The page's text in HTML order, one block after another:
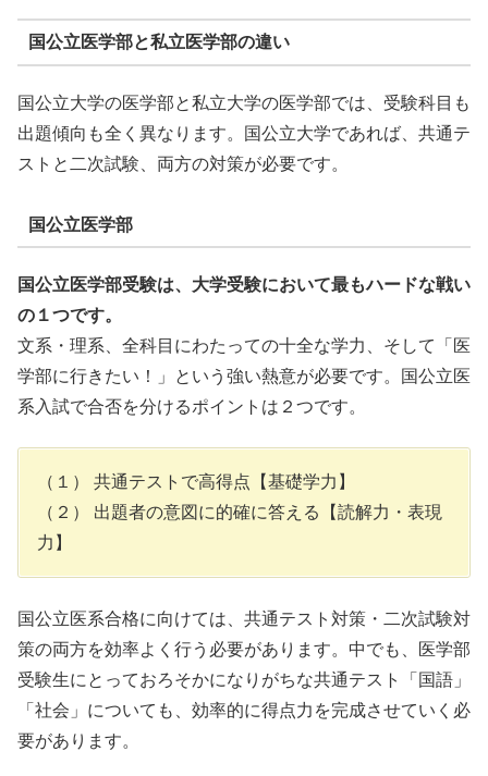
国公立医学部と私立医学部の違い
国公立大学の医学部と私立大学の医学部では、受験科目も
出題傾向も全く異なります。国公立大学であれば、共通テ
ストと二次試験、両方の対策が必要です。
国公立医学部
国公立医学部受験は、大学受験において最もハードな戦い
の１つです。
文系・理系、全科目にわたっての十全な学力、そして「医
学部に行きたい！」という強い熱意が必要です。国公立医
系入試で合否を分けるポイントは２つです。
（１） 共通テストで高得点【基礎学力】
（２） 出題者の意図に的確に答える【読解力・表現
力】
国公立医系合格に向けては、共通テスト対策・二次試験対
策の両方を効率よく行う必要があります。中でも、医学部
受験生にとっておろそかになりがちな共通テスト「国語」
「社会」についても、効率的に得点力を完成させていく必
要があります。